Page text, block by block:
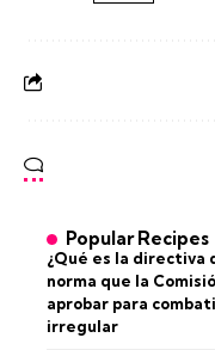
Popular Recipes
¿Qué es la directiva
norma que la
aprobar para
irregular